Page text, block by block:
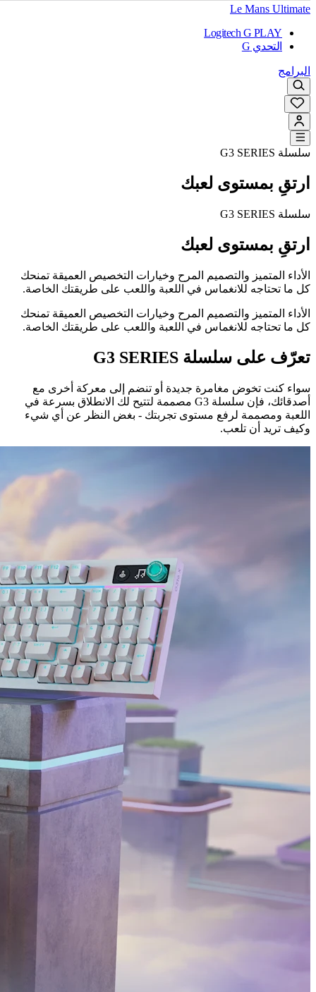
Le Mans Ultimate
Logitech G PLAY
التحدي G
البرامج
سلسلة G3 SERIES
ارتقِ بمستوى لعبك
سلسلة G3 SERIES
ارتقِ بمستوى لعبك
الأداء المتميز والتصميم المرح وخيارات التخصيص العميقة تمنحك
كل ما تحتاجه للانغماس في اللعبة واللعب على طريقتك الخاصة.
الأداء المتميز والتصميم المرح وخيارات التخصيص العميقة تمنحك
كل ما تحتاجه للانغماس في اللعبة واللعب على طريقتك الخاصة.
تعرّف على سلسلة G3 SERIES
سواء كنت تخوض مغامرة جديدة أو تنضم إلى معركة أخرى مع
أصدقائك، فإن سلسلة G3 مصممة لتتيح لك الانطلاق بسرعة في
اللعبة ومصممة لرفع مستوى تجربتك - بغض النظر عن أي شيء
وكيف تريد أن تلعب.